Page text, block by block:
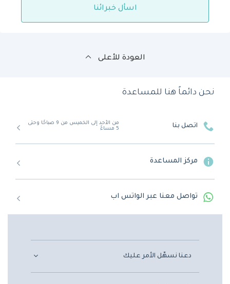
اسأل خبرائنا
العودة للأعلى
نحن دائماً هنا للمساعدة
اتصل بنا
من الأحد إلى الخميس من 9 صباحًا وحتى
5 مساءً
مركز المساعدة
تواصل معنا عبر الواتس اب
دعنا نسهّل الأمر عليك